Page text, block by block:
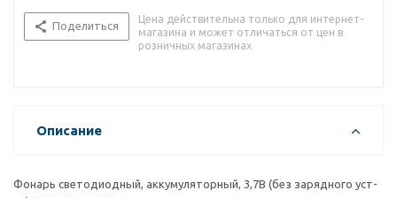
Поделиться
Цена действительна только для интернет-
магазина и может отличаться от цен в
розничных магазинах
Описание
Фонарь светодиодный, аккумуляторный, 3,7В (без зарядного уст-